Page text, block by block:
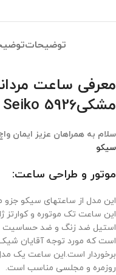
توضیحات
معرفی ساعت
مشکیSeiko 5926
سلام به همراهان عزیز ایمان
سیکو
موتور و طراحی ساعت:
این مدل از ساعتهای سیکو
این ساعت تک موتوره و
استیل ضد زنگ و ضد حساسیت
است که مورد توجه آقایان
برخوردار است.این ساعت یک
روزمره و مجلسی مناسب است.